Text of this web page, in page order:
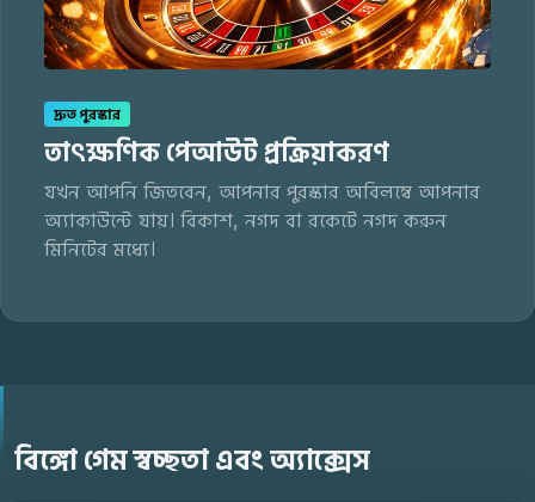
দ্রুত পুরস্কার
তাৎক্ষণিক পেআউট প্রক্রিয়াকরণ
যখন আপনি জিতবেন, আপনার পুরস্কার অবিলম্বে আপনার
অ্যাকাউন্টে যায়। বিকাশ, নগদ বা রকেটে নগদ করুন
মিনিটের মধ্যে।
বিঙ্গো গেম স্বচ্ছতা এবং অ্যাক্সেস